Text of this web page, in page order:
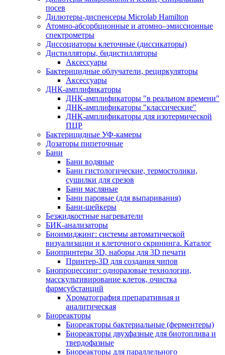
посев
Дилютеры-диспенсеры Microlab Hamilton
Атомно-абсорбционные и атомно–эмиссионные
спектрометры
Диссоциаторы клеточные (диссикаторы)
Дистилляторы, бидистилляторы
Аксессуары
Бактерицидные облучатели, рециркуляторы
Аксессуары
ДНК-амплификаторы
ДНК-амплификаторы "в реальном времени"
ДНК-амплификаторы "классические"
ДНК-амплификаторы для изотермической
ПЦР
Бактерицидные УФ-камеры
Дозаторы пипеточные
Бани
Бани водяные
Бани гистологические, термостолики,
сушилки для срезов
Бани масляные
Бани паровые (для выпаривания)
Бани-шейкеры
Безжидкостные нагреватели
БИК-анализаторы
Биоимиджинг: системы автоматической
визуализации и клеточного скрининга. Каталог
Биопринтеры 3D, наборы для 3D печати
Принтер-3D для создания чипов
Биопроцессинг: одноразовые технологии,
масскультивирование клеток, очистка
фармсубстанций
Хроматография препаративная и
аналитическая
Биореакторы
Биореакторы бактериальные (ферментеры)
Биореакторы двухфазные для биотоплива и
твердофазные
Биореакторы для параллельного